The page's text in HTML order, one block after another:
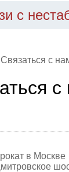
с
Связаться с
с
в Москве